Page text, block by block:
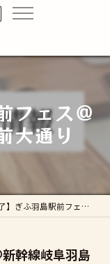
フェス＠
大通り
ふ羽島駅前フェス＠新幹線岐阜羽島駅前大通り
新幹線岐阜羽島